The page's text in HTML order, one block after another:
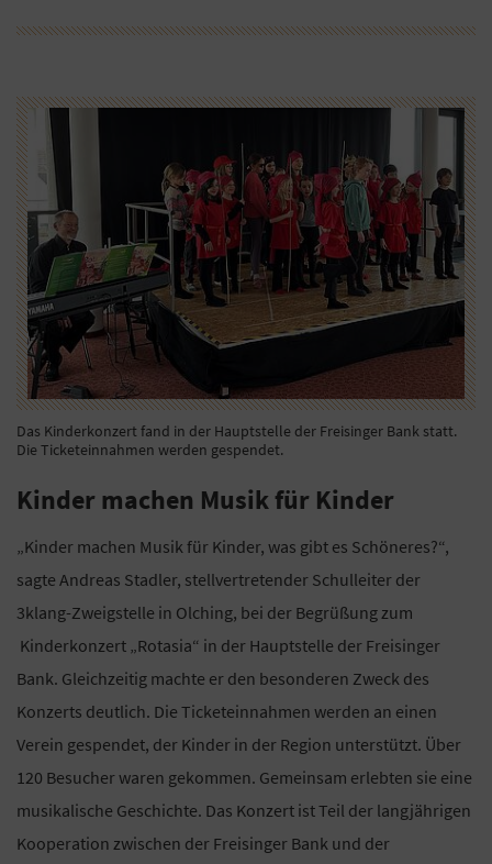
Das Kinderkonzert fand in der Hauptstelle der Freisinger Bank statt.
Die Ticketeinnahmen werden gespendet.
Kinder machen Musik für Kinder
„Kinder machen Musik für Kinder, was gibt es Schöneres?“,
sagte Andreas Stadler, stellvertretender Schulleiter der
3klang-Zweigstelle in Olching, bei der Begrüßung zum
Kinderkonzert „Rotasia“ in der Hauptstelle der Freisinger
Bank. Gleichzeitig machte er den besonderen Zweck des
Konzerts deutlich. Die Ticketeinnahmen werden an einen
Verein gespendet, der Kinder in der Region unterstützt. Über
120 Besucher waren gekommen. Gemeinsam erlebten sie eine
musikalische Geschichte. Das Konzert ist Teil der langjährigen
Kooperation zwischen der Freisinger Bank und der